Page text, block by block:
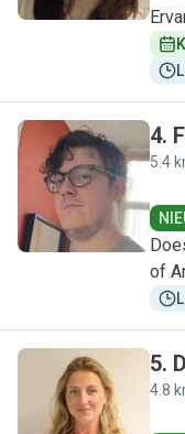
F
4.
5.4
of
D
5.
4.8